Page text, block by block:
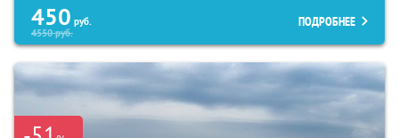
450 руб.
4550руб.
ПОДРОБНЕЕ